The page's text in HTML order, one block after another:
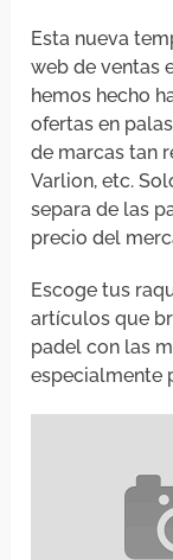
Esta nueva
web de ventas
hemos hecho
ofertas en
de marcas tan
Varlion, etc.
separa de las
precio del
Escoge tus
artículos que
padel con las
especialmente